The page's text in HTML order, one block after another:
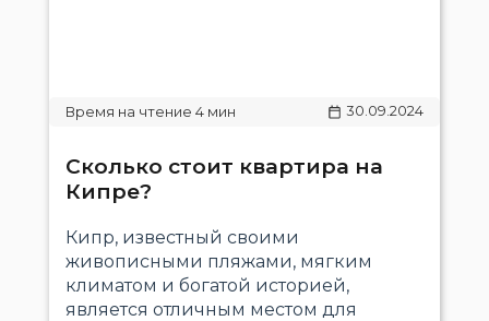
30.09.2024
Сколько стоит квартира на
Кипре?
Кипр, известный своими
живописными пляжами, мягким
климатом и богатой историей,
является отличным местом для